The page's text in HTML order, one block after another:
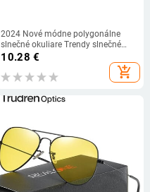
2024 Nové módne polygonálne
slnečné okuliare Trendy slnečné
okuliare pre mužov a ženy v Európe
a Spojených štátoch Okuliare na
nočné videnie
10.28 €
add_shopping_cart